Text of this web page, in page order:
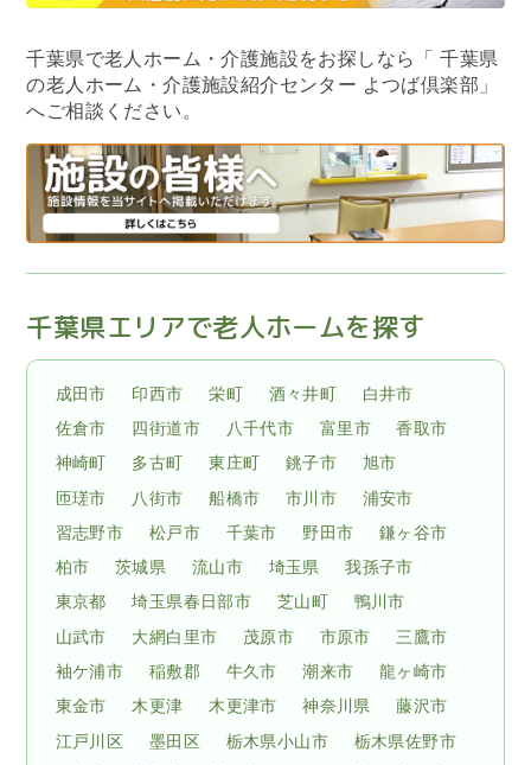
千葉県で老人ホーム・介護施設をお探しなら
「 千葉県
の老人ホーム・介護施設紹介センター よつば倶楽部」
へご相談ください。
千葉県エリアで老人ホームを探す
成田市 印西市 栄町 酒々井町
白井市
佐倉市
四街道市 八千代市 富里市
香取市
神崎町
多古町 東庄町 銚子市
旭市
匝瑳市
八街市 船橋市 市川市
浦安市
習志野市
松戸市 千葉市 野田市
鎌ヶ谷市
柏市
茨城県 流山市 埼玉県
我孫子市
東京都
埼玉県春日部市 芝山町
鴨川市
山武市
大網白里市 茂原市 市原市
三鷹市
袖ケ浦市
稲敷郡 牛久市 潮来市
龍ヶ崎市
東金市
木更津 木更津市 神奈川県
藤沢市
江戸川区
墨田区 栃木県小山市
栃木県佐野市